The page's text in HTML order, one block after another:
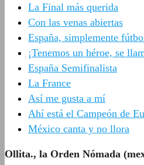
La Final más querida
Con las venas abiertas
España, simplemente
¡Tenemos un héroe, se
España Semifinalista
La France
Así me gusta a mí
Ahí está el Campeón de
México canta y no llora
Ollita., la Orden Nómada